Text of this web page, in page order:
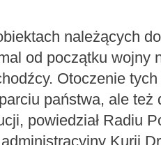
należących
od początku wojny
Otoczenie
państwa, ale też
powiedział Radiu
Kurii